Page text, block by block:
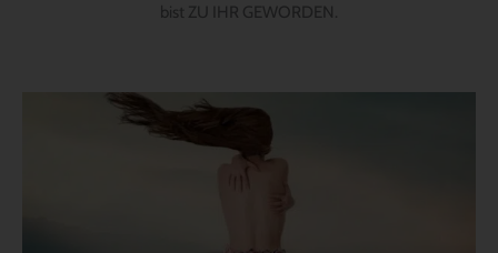
bist ZU IHR GEWORDEN.